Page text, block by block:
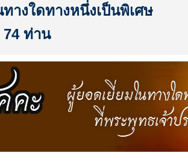
างใดทางหนึ่งเป็นพิเศษ
ท่าน